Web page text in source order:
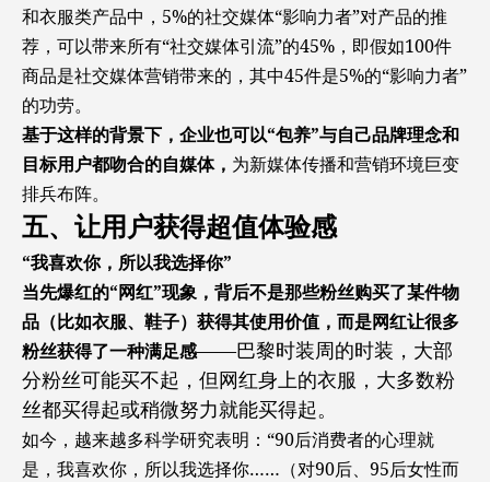
和衣服类产品中，5%的社交媒体“影响力者”对产品的推
荐，可以带来所有“社交媒体引流”的45%，即假如100件
商品是社交媒体营销带来的，其中45件是5%的“影响力者”
的功劳。
基于这样的背景下，企业也可以“包养”与自己品牌理念和
目标用户都吻合的自媒体， 为新媒体传播和营销环境巨变
排兵布阵。
五、让用户获得超值体验感
“我喜欢你，所以我选择你”
当先爆红的“网红”现象，背后不是那些粉丝购买了某件物
品（比如衣服、鞋子）获得其使用价值，而是网红让很多
粉丝获得了一种满足感——巴黎时装周的时装，大部
分粉丝可能买不起，但网红身上的衣服，大多数粉
丝都买得起或稍微努力就能买得起。
如今，越来越多科学研究表明：“90后消费者的心理就
是，我喜欢你，所以我选择你……（对90后、95后女性而